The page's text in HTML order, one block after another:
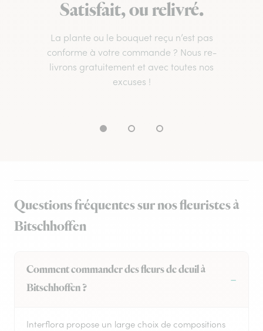
Satisfait, ou relivré.
La plante ou le bouquet reçu n’est pas
conforme à votre commande ? Nous re-
livrons gratuitement et avec toutes nos
excuses !
Questions fréquentes sur nos fleuristes à
Bitschhoffen
Comment commander des fleurs de deuil à
Bitschhoffen ?
Interflora propose un large choix de compositions